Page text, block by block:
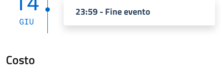
GIU
23:59 - Fine evento
Costo